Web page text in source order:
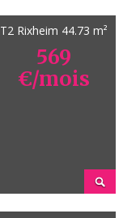
T2 Rixheim 44.73 m²
569
€/mois